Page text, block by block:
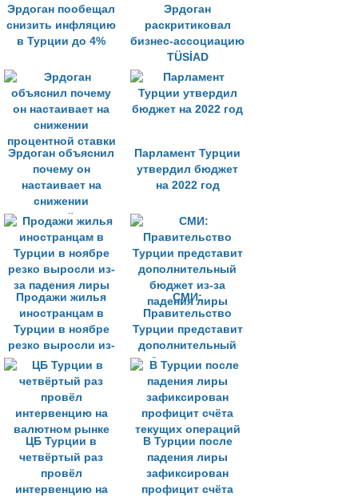
Эрдоган пообещал
снизить инфляцию
в Турции до 4%
Эрдоган
раскритиковал
бизнес-ассоциацию
TÜSİAD
Эрдоган объяснил
почему он
настаивает на
снижении
процентной ставки
Парламент Турции
утвердил бюджет
на 2022 год
Продажи жилья
иностранцам в
Турции в ноябре
резко выросли из-
за падения лиры
СМИ:
Правительство
Турции представит
дополнительный
бюджет из-за
падения лиры
ЦБ Турции в
четвёртый раз
провёл
интервенцию на
В Турции после
падения лиры
зафиксирован
профицит счёта